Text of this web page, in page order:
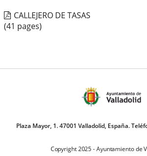
CALLEJERO DE TASAS
(41 pages)
Plaza Mayor, 1. 47001 Valladolid, España.
Copyright 2025 - Ayuntamiento de